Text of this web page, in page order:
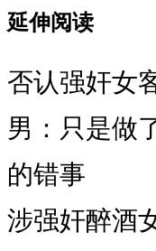
延伸阅读
否认强奸女
男：只是做
的错事
涉强奸醉酒